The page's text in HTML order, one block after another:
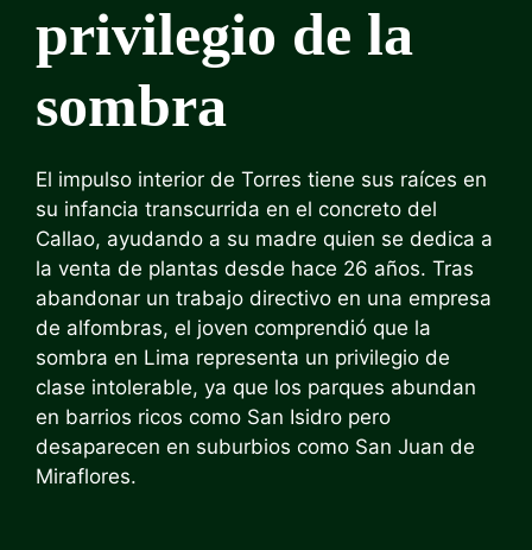
privilegio de la
sombra
El impulso interior de Torres tiene sus raíces en
su infancia transcurrida en el concreto del
Callao, ayudando a su madre quien se dedica a
la venta de plantas desde hace 26 años. Tras
abandonar un trabajo directivo en una empresa
de alfombras, el joven comprendió que la
sombra en Lima representa un privilegio de
clase intolerable, ya que los parques abundan
en barrios ricos como San Isidro pero
desaparecen en suburbios como San Juan de
Miraflores.